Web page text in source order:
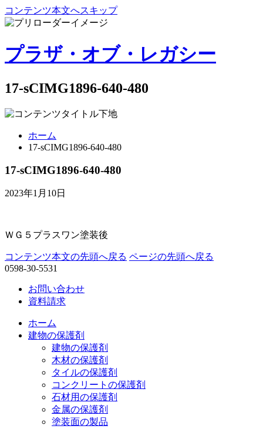
コンテンツ本文へスキップ
プラザ・オブ・レガシー
17-sCIMG1896-640-480
ホーム
17-sCIMG1896-640-480
17-sCIMG1896-640-480
2023年1月10日
ＷＧ５プラスワン塗装後
コンテンツ本文の先頭へ戻る ページの先頭へ戻る
0598-30-5531
お問い合わせ
資料請求
ホーム
建物の保護剤
建物の保護剤
木材の保護剤
タイルの保護剤
コンクリートの保護剤
石材用の保護剤
金属の保護剤
塗装面の製品